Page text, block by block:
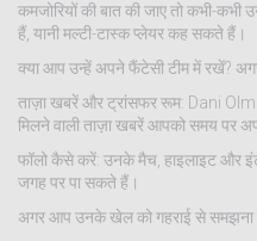
कमजोरियों की बात की जाए तो कभी-
हैं, यानी मल्टी-टास्क प्लेयर कह सकते हैं।
क्या आप उन्हें अपने फैंटेसी टीम में रखें?
ताज़ा खबरें और ट्रांसफर रूम: Dani
मिलने वाली ताज़ा खबरें आपको समय पर
फॉलो कैसे करें: उनके मैच, हाइलाइट और
जगह पर पा सकते हैं।
अगर आप उनके खेल को गहराई से समझना